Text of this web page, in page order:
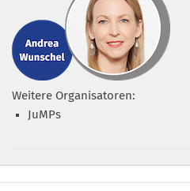
Weitere Organisatoren:
JuMPs